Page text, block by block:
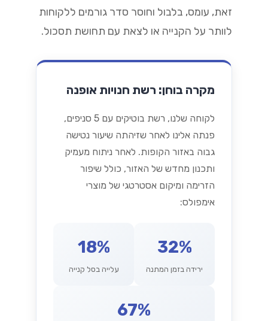
זאת, עומס, בלבול וחוסר סדר גורמים ללקוחות
לוותר על הקנייה או לצאת עם תחושת תסכול.
מקרה בוחן: רשת חנויות אופנה
לקוחה שלנו, רשת בוטיקים עם 5 סניפים,
פנתה אלינו לאחר שזיהתה שיעור נטישה
גבוה באזור הקופות. לאחר ניתוח מעמיק
ותכנון מחדש של האזור, כולל שיפור
הזרימה ומיקום אסטרטגי של מוצרי
אימפולס:
32%
ירידה בזמן המתנה
18%
עלייה בסל קנייה
67%